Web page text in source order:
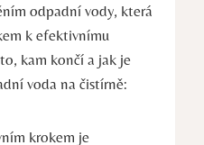
odpadní vody, která
k efektivnímu
kam končí a jak je
voda na čistírně:
krokem je